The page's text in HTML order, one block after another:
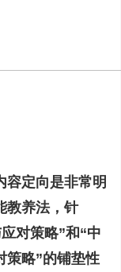
容定向是非常明
教养法，针
对策略”和“中
策略”的铺垫性